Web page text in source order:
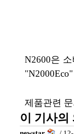
N2600은
제품관련
이 기사의